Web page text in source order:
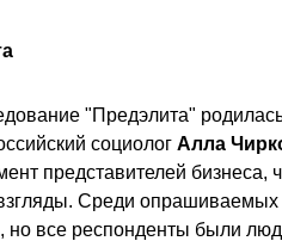
"Предэлита"
социолог Алла
представителей
Среди
но все респонденты были